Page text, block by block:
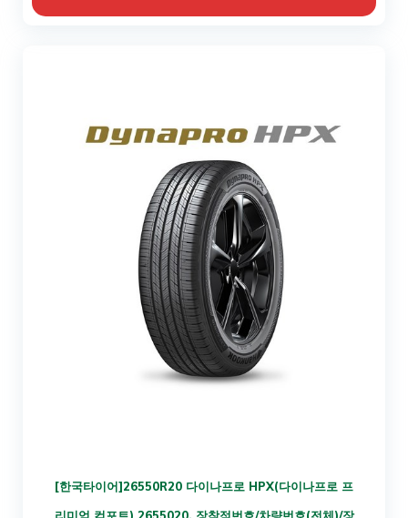
[한국타이어]26550R20 다이나프로 HPX(다이나프로 프
리미엄 컴포트) 2655020, 장착점번호/차량번호(전체)/장